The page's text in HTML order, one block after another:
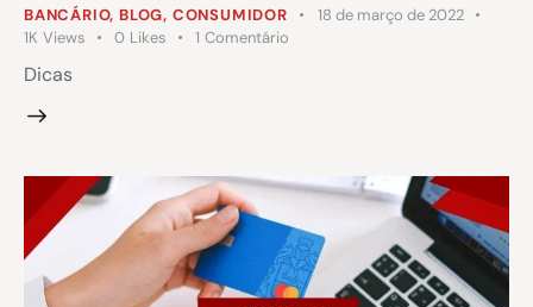
BANCÁRIO, BLOG, CONSUMIDOR
18 de março de 2022
1K Views 0 Likes 1 Comentário
Dicas